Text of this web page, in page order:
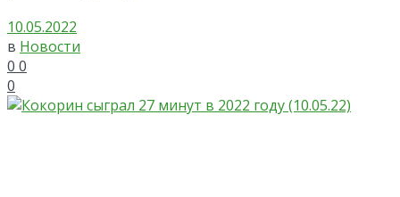
10.05.2022
в Новости
0 0
0